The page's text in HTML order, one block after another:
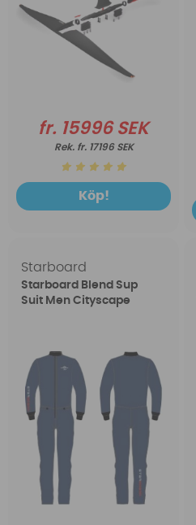
fr. 15996 SEK
fr. 17196 SEK
Köp!
Starboard
Starboard Blend Sup
Suit Men Cityscape